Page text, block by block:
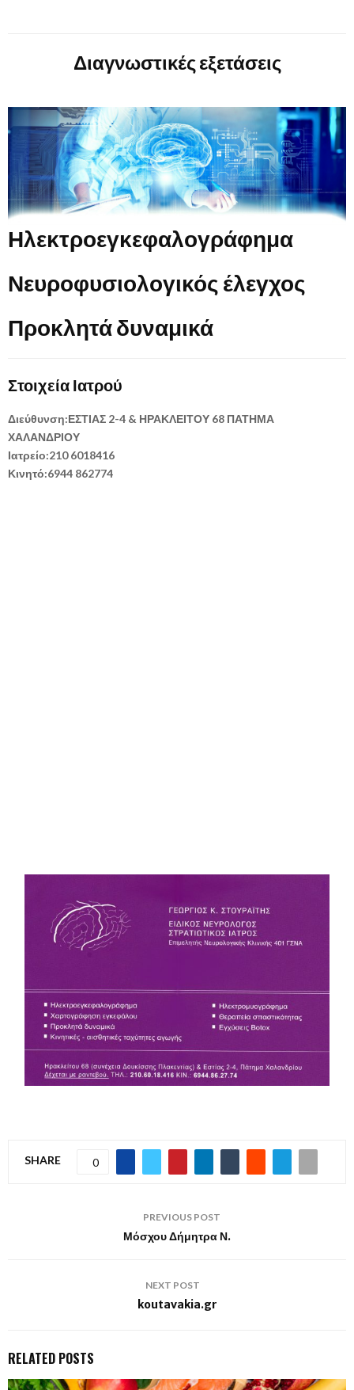
Διαγνωστικές εξετάσεις
Ηλεκτροεγκεφαλογράφημα
Νευροφυσιολογικός έλεγχος
Προκλητά δυναμικά
Στοιχεία Ιατρού
Διεύθυνση:ΕΣΤΙΑΣ 2-4 & ΗΡΑΚΛΕΙΤΟΥ 68 ΠΑΤΗΜΑ
ΧΑΛΑΝΔΡΙΟΥ
Ιατρείο:210 6018416
Κινητό:6944 862774
SHARE 0
PREVIOUS POST
Μόσχου Δήμητρα Ν.
NEXT POST
koutavakia.gr
RELATED POSTS